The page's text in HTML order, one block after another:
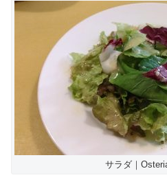
サラダ｜